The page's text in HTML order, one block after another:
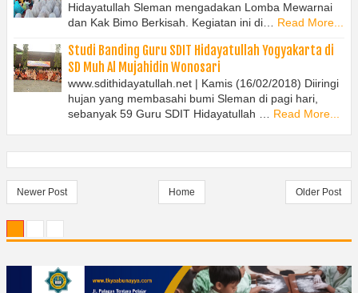
Hidayatullah Sleman mengadakan Lomba Mewarnai
dan Kak Bimo Berkisah. Kegiatan ini di…
Read More...
Studi Banding Guru SDIT Hidayatullah Yogyakarta di
SD Muh Al Mujahidin Wonosari
www.sdithidayatullah.net | Kamis (16/02/2018) Diiringi
hujan yang membasahi bumi Sleman di pagi hari,
sebanyak 59 Guru SDIT Hidayatullah …
Read More...
Newer Post Older Post
Home